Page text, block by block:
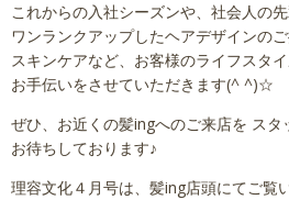
これからの入社シーズンや、社会人の
ワンランクアップしたヘアデザインの
スキンケアなど、お客様のライフスタ
お手伝いをさせていただきます(^ ^)☆
ぜひ、お近くの髪ingへのご来店を スタ
お待ちしております♪
理容文化４月号は、髪ing店頭にてご覧